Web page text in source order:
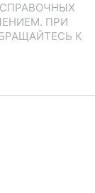
ПРИ
К